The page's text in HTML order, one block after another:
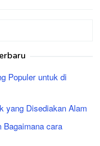
Populer untuk di
yang Disediakan Alam
Bagaimana cara